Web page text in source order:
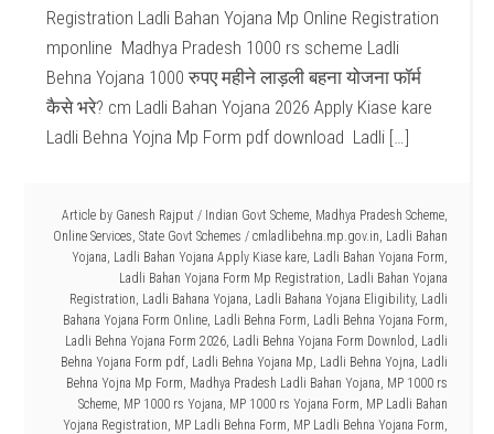
Registration Ladli Bahan Yojana Mp Online Registration
mponline Madhya Pradesh 1000 rs scheme Ladli
Behna Yojana 1000 रुपए महीने लाड़ली बहना योजना फॉर्म
कैसे भरे? cm Ladli Bahan Yojana 2026 Apply Kiase kare
Ladli Behna Yojna Mp Form pdf download Ladli […]
Article by Ganesh Rajput / Indian Govt Scheme, Madhya Pradesh Scheme,
Online Services, State Govt Schemes / cmladlibehna.mp.gov.in, Ladli Bahan
Yojana, Ladli Bahan Yojana Apply Kiase kare, Ladli Bahan Yojana Form,
Ladli Bahan Yojana Form Mp Registration, Ladli Bahan Yojana
Registration, Ladli Bahana Yojana, Ladli Bahana Yojana Eligibility, Ladli
Bahana Yojana Form Online, Ladli Behna Form, Ladli Behna Yojana Form,
Ladli Behna Yojana Form 2026, Ladli Behna Yojana Form Downlod, Ladli
Behna Yojana Form pdf, Ladli Behna Yojana Mp, Ladli Behna Yojna, Ladli
Behna Yojna Mp Form, Madhya Pradesh Ladli Bahan Yojana, MP 1000 rs
Scheme, MP 1000 rs Yojana, MP 1000 rs Yojana Form, MP Ladli Bahan
Yojana Registration, MP Ladli Behna Form, MP Ladli Behna Yojana Form,